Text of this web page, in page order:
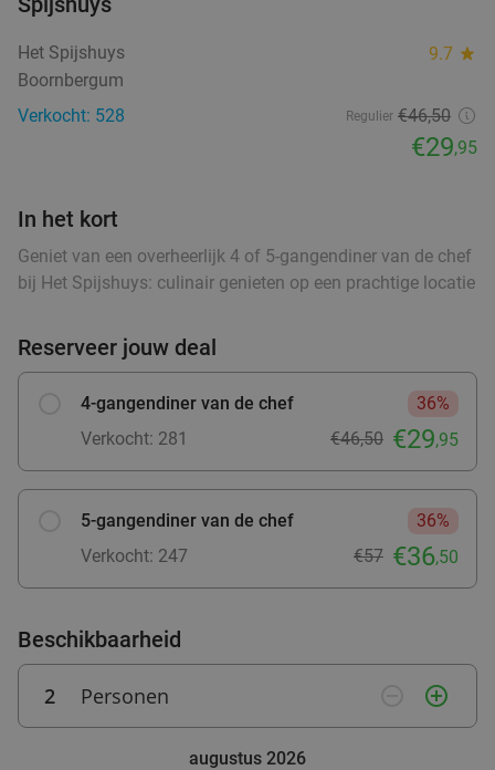
food
Wo
Hof van Oldeberkoop
Oldeberkoop 27 min.directions_car
,90
44%
3-gangen keuzediner bij Heerlijkheid
Heerlijkheid
Marum 28 min.directions_car
Verkocht: 274 €42,20
€23,50
Het Spijshuys 9.7 star
Boornbergum
Verkocht: 528
Regulier €46,50
€29,95
In het kort
Geniet van een overheerlijk 4 of 5-gangendiner van de chef
bij Het Spijshuys: culinair genieten op een prachtige locatie
Reserveer jouw deal
4-gangendiner van de chef
36%
Verkocht: 281
€46,50 €29,95
5-gangendiner van de chef
36%
Verkocht: 247
€57 €36,50
Beschikbaarheid
2 Personen add_circle_outline
augustus 2026